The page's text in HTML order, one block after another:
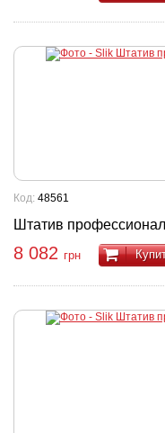
Штатив
Код: 48561
8 082 грн